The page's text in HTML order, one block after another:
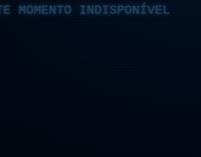
MOMENTO INDISPONÍVEL